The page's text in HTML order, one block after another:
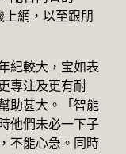
網，以至跟朋
紀較大，宝如表
專注及更有耐
助甚大。「智能
他們未必一下子
不能心急。同時